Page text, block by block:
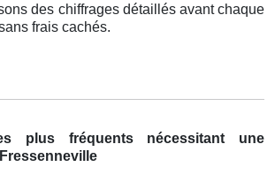
des chiffrages détaillés avant chaque
frais cachés.
plus fréquents nécessitant une